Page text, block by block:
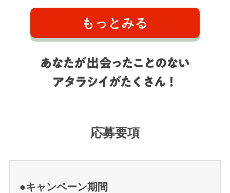
もっとみる
応募要項
●キャンペーン期間